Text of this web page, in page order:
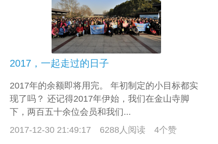
2017，一起走过的日子
2017年的余额即将用完。 年初制定的小目标都实
现了吗？ 还记得2017年伊始，我们在金山寺脚
下，两百五十余位会员和我们...
2017-12-30 21:49:17
6288人阅读 4个赞